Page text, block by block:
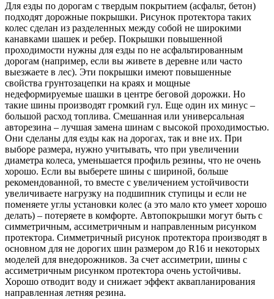
Для езды по дорогам с твердым покрытием (асфальт, бетон)
подходят дорожные покрышки. Рисунок протектора таких
колес сделан из разделенных между собой не широкими
канавками шашек и ребер. Покрышки повышенной
проходимости нужны для езды по не асфальтированным
дорогам (например, если вы живете в деревне или часто
выезжаете в лес). Эти покрышки имеют повышенные
свойства грунтозацепки на краях и мощные
недеформируемые шашки в центре беговой дорожки. Но
такие шины производят громкий гул. Еще один их минус –
большой расход топлива. Смешанная или универсальная
авторезина – лучшая замена шинам с высокой проходимостью.
Они сделаны для езды как на дорогах, так и вне их. При
выборе размера, нужно учитывать, что при увеличении
диаметра колеса, уменьшается профиль резины, что не очень
хорошо. Если вы выберете шины с шириной, больше
рекомендованной, то вместе с увеличением устойчивости
увеличиваете нагрузку на подшипник ступицы и если не
поменяете углы установки колес (а это мало кто умеет хорошо
делать) – потеряете в комфорте. Автопокрышки могут быть с
симметричным, ассиметричным и направленным рисунком
протектора. Симметричный рисунок протектора производят в
основном для не дорогих шин размером до R16 и некоторых
моделей для внедорожников. За счет ассиметрии, шины с
ассиметричным рисунком протектора очень устойчивы.
Хорошо отводит воду и снижает эффект аквапланирования
направленная летняя резина.